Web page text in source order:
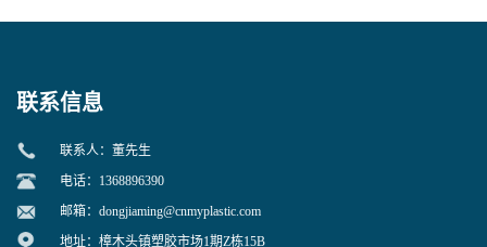
联系信息
联系人：董先生
电话：1368896390
邮箱： dongjiaming@cnmyplastic.com
地址：樟木头镇塑胶市场1期Z栋15B